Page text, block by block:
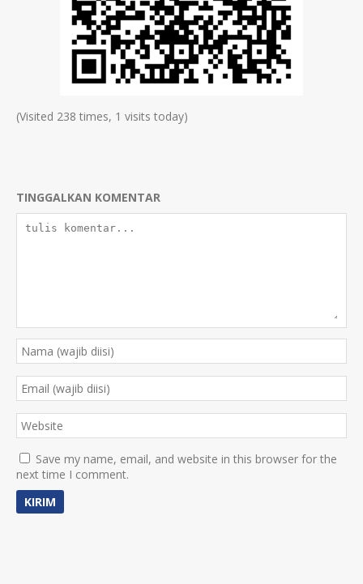
(Visited 238 times, 1 visits today)
TINGGALKAN KOMENTAR
Save my name, email, and website in this browser for the
next time I comment.